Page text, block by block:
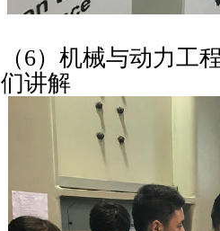
（6）机械与动力工
们讲解